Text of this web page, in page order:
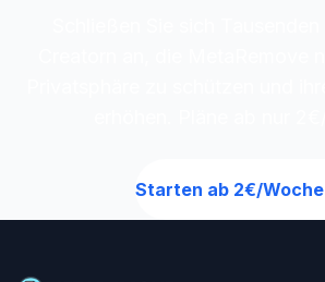
Starten ab 2€/Woche